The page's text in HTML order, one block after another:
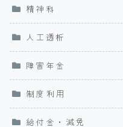
精神科
人工透析
障害年金
制度利用
給付金・減免